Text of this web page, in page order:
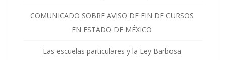
COMUNICADO SOBRE AVISO DE FIN DE CURSOS
EN ESTADO DE MÉXICO
Las escuelas particulares y la Ley Barbosa